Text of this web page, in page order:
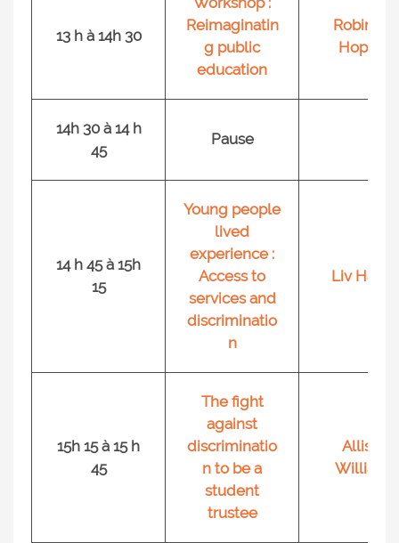
13 h à 14h 30
Reimaginatin
g public
education
Robin Liu
Hopson
14h 30 à 14 h
45
Pause
14 h 45 à 15h
15
Young people
lived
experience :
Access to
services and
discriminatio
n
Liv
15h 15 à 15 h
45
The fight
against
discriminatio
n to be a
student
trustee
Allison
Williams